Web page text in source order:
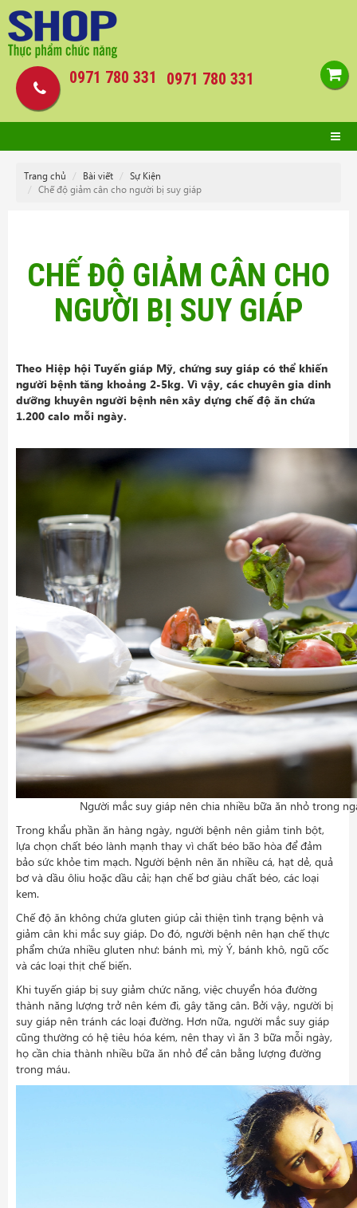
0971 780 331
0971 780 331
Trang chủ Bài viết
Sự Kiện
Chế độ giảm cân cho người bị suy giáp
CHẾ ĐỘ GIẢM CÂN CHO
NGƯỜI BỊ SUY GIÁP
Theo Hiệp hội Tuyến giáp Mỹ, chứng suy giáp có thể khiến
người bệnh tăng khoảng 2-5kg. Vì vậy, các chuyên gia dinh
dưỡng khuyên người bệnh nên xây dựng chế độ ăn chứa
1.200 calo mỗi ngày.
Người mắc suy giáp nên chia nhiều bữa ăn nhỏ trong
Trong khẩu phần ăn hàng ngày, người bệnh nên giảm tinh bột,
lựa chọn chất béo lành mạnh thay vì chất béo bão hòa để đảm
bảo sức khỏe tim mạch. Người bệnh nên ăn nhiều cá, hạt dẻ, quả
bơ và dầu ôliu hoặc dầu cải; hạn chế bơ giàu chất béo, các loại
kem.
Chế độ ăn không chứa gluten giúp cải thiện tình trạng bệnh và
giảm cân khi mắc suy giáp. Do đó, người bệnh nên hạn chế thực
phẩm chứa nhiều gluten như: bánh mì, mỳ Ý, bánh khô, ngũ cốc
và các loại thịt chế biến.
Khi tuyến giáp bị suy giảm chức năng, việc chuyển hóa đường
thành năng lượng trở nên kém đi, gây tăng cân. Bởi vậy, người bị
suy giáp nên tránh các loại đường. Hơn nữa, người mắc suy giáp
cũng thường có hệ tiêu hóa kém, nên thay vì ăn 3 bữa mỗi ngày,
họ cần chia thành nhiều bữa ăn nhỏ để cân bằng lượng đường
trong máu.